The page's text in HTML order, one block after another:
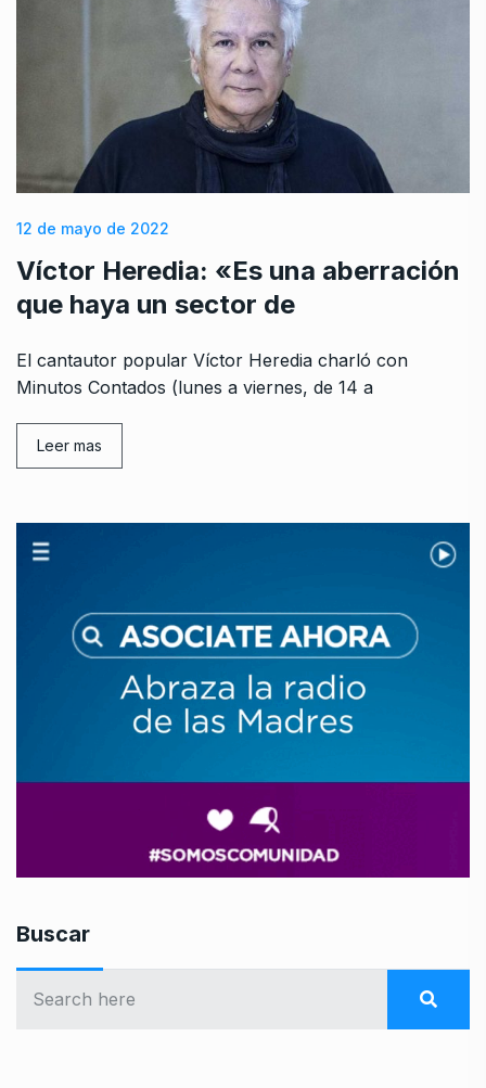
12 de mayo de 2022
Víctor Heredia: «Es una aberración
que haya un sector de
El cantautor popular Víctor Heredia charló con
Minutos Contados (lunes a viernes, de 14 a
Leer mas
Buscar